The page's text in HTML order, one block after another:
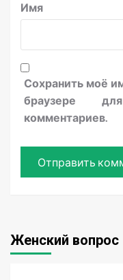
Имя
Сохранить моё
браузере
комментариев.
Женский вопрос